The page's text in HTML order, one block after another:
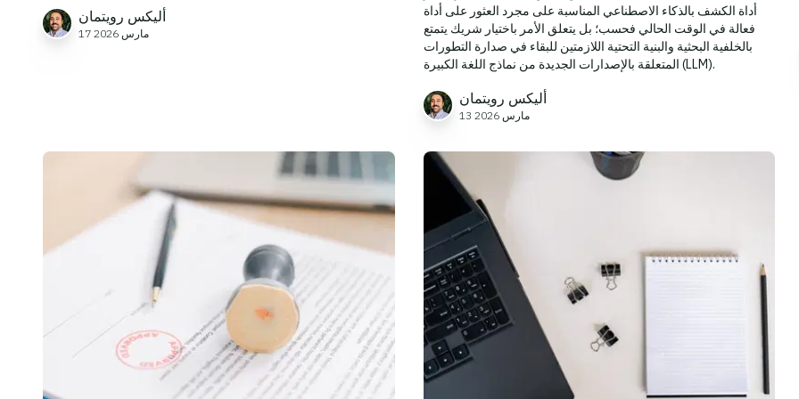
أليكس رويتمان
17 مارس 2026
أداة الكشف بالذكاء الاصطناعي المناسبة على مجرد العثور على أداة
فعالة في الوقت الحالي فحسب؛ بل يتعلق الأمر باختيار شريك يتمتع
بالخلفية البحثية والبنية التحتية اللازمتين للبقاء في صدارة التطورات
المتعلقة بالإصدارات الجديدة من نماذج اللغة الكبيرة (LLM).
أليكس رويتمان
13 مارس 2026